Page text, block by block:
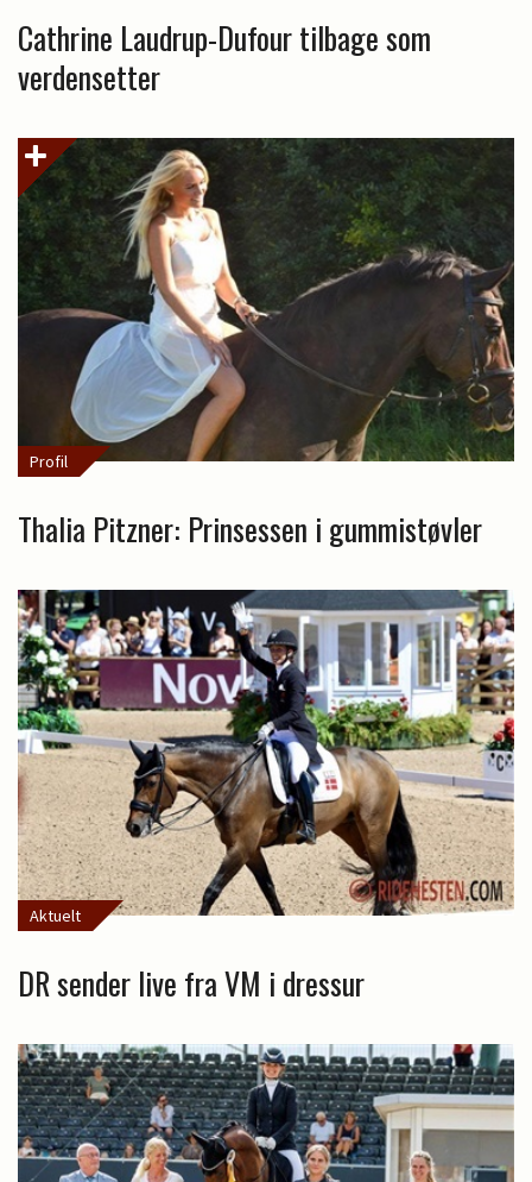
Cathrine Laudrup-Dufour tilbage som
verdensetter
Profil
Thalia Pitzner: Prinsessen i gummistøvler
Aktuelt
DR sender live fra VM i dressur